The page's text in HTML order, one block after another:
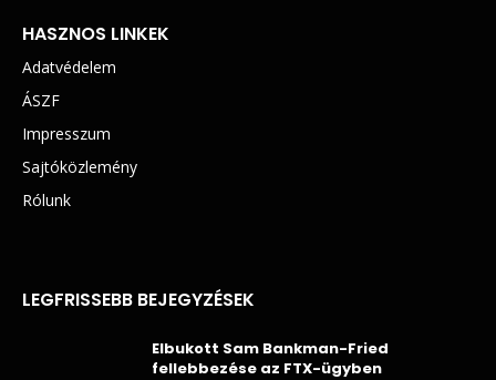
HASZNOS LINKEK
Adatvédelem
ÁSZF
Impresszum
Sajtóközlemény
Rólunk
LEGFRISSEBB BEJEGYZÉSEK
Elbukott Sam Bankman-Fried
fellebbezése az FTX-ügyben